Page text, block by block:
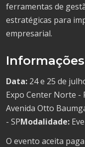
ferramentas de
estratégicas para
empresarial.
Data: 24 e 25 de
Expo Center Norte -
Avenida Otto
- SPModalidade:
O evento aceita